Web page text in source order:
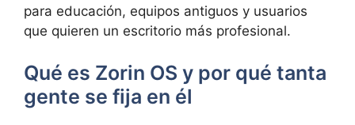
para educación, equipos antiguos y usuarios
que quieren un escritorio más profesional.
Qué es Zorin OS y por qué tanta
gente se fija en él